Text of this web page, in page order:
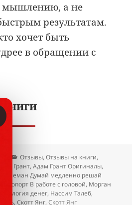
мышлению, а не
результатам.
хочет быть
в обращении с
Рубрики
Отзывы,Отзывы на книги,
Метки
Адам Грант,Адам Грант Оригиналы,
Канеман Думай медленно решай
Ньюпорт В работе с головой, Морган
денег, Нассим Талеб,
,Скотт Янг,Скотт Янг